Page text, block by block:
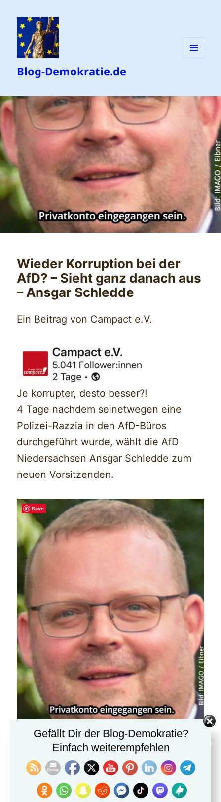
Blog-Demokratie.de
Wieder Korruption bei der
AfD? – Sieht ganz danach aus
– Ansgar Schledde
Ein Beitrag von Campact e.V.
Je korrupter, desto besser?!
4 Tage nachdem seinetwegen eine
Polizei-Razzia in den AfD-Büros
durchgeführt wurde, wählt die AfD
Niedersachsen Ansgar Schledde zum
neuen Vorsitzenden.
Gefällt Dir der Blog-Demokratie?
Einfach weiterempfehlen
Save